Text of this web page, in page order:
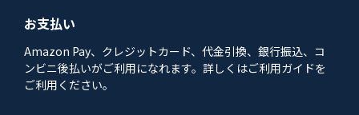
お支払い
Amazon Pay、クレジットカード、代金引換、銀行振込、コ
ンビニ後払いがご利用になれます。詳しくはご利用ガイドを
ご利用ください。